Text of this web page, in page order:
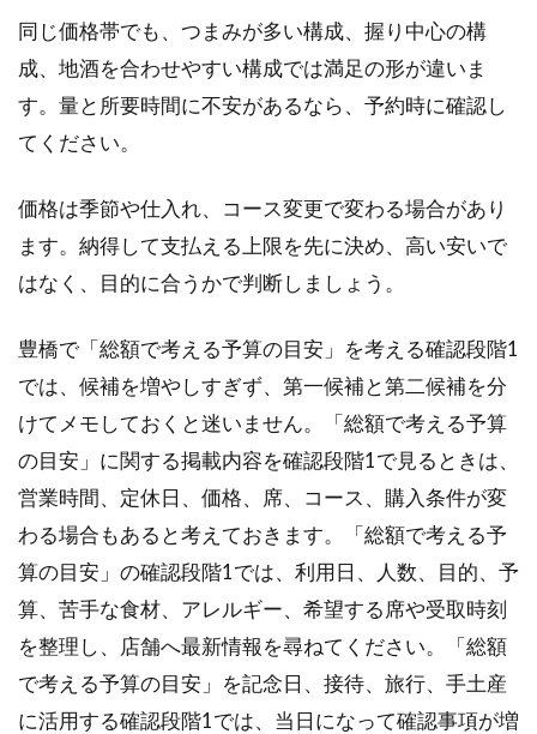
同じ価格帯でも、つまみが多い構成、握り中心の構
成、地酒を合わせやすい構成では満足の形が違いま
す。量と所要時間に不安があるなら、予約時に確認し
てください。
価格は季節や仕入れ、コース変更で変わる場合があり
ます。納得して支払える上限を先に決め、高い安いで
はなく、目的に合うかで判断しましょう。
豊橋で「総額で考える予算の目安」を考える確認段階1
では、候補を増やしすぎず、第一候補と第二候補を分
けてメモしておくと迷いません。「総額で考える予算
の目安」に関する掲載内容を確認段階1で見るときは、
営業時間、定休日、価格、席、コース、購入条件が変
わる場合もあると考えておきます。「総額で考える予
算の目安」の確認段階1では、利用日、人数、目的、予
算、苦手な食材、アレルギー、希望する席や受取時刻
を整理し、店舗へ最新情報を尋ねてください。「総額
で考える予算の目安」を記念日、接待、旅行、手土産
に活用する確認段階1では、当日になって確認事項が増